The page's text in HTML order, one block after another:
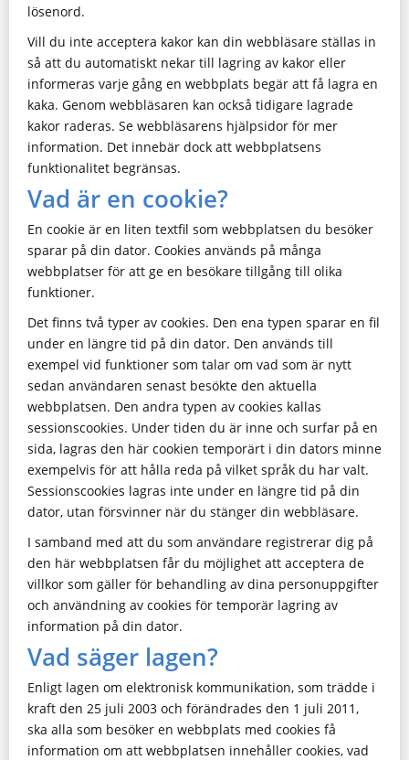
lösenord.
Vill du inte acceptera kakor kan din webbläsare ställas in
så att du automatiskt nekar till lagring av kakor eller
informeras varje gång en webbplats begär att få lagra en
kaka. Genom webbläsaren kan också tidigare lagrade
kakor raderas. Se webbläsarens hjälpsidor för mer
information. Det innebär dock att webbplatsens
funktionalitet begränsas.
Vad är en cookie?
En cookie är en liten textfil som webbplatsen du besöker
sparar på din dator. Cookies används på många
webbplatser för att ge en besökare tillgång till olika
funktioner.
Det finns två typer av cookies. Den ena typen sparar en fil
under en längre tid på din dator. Den används till
exempel vid funktioner som talar om vad som är nytt
sedan användaren senast besökte den aktuella
webbplatsen. Den andra typen av cookies kallas
sessionscookies. Under tiden du är inne och surfar på en
sida, lagras den här cookien temporärt i din dators minne
exempelvis för att hålla reda på vilket språk du har valt.
Sessionscookies lagras inte under en längre tid på din
dator, utan försvinner när du stänger din webbläsare.
I samband med att du som användare registrerar dig på
den här webbplatsen får du möjlighet att acceptera de
villkor som gäller för behandling av dina personuppgifter
och användning av cookies för temporär lagring av
information på din dator.
Vad säger lagen?
Enligt lagen om elektronisk kommunikation, som trädde i
kraft den 25 juli 2003 och förändrades den 1 juli 2011,
ska alla som besöker en webbplats med cookies få
information om att webbplatsen innehåller cookies, vad